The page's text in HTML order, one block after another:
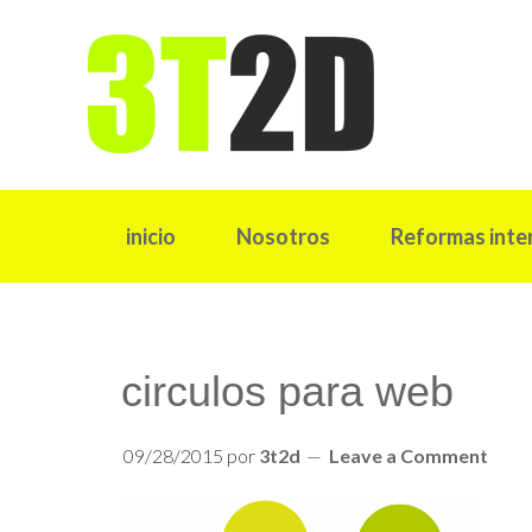
inicio Nosotros Reformas
circulos para web
09/28/2015 por 3t2d Leave a Comment